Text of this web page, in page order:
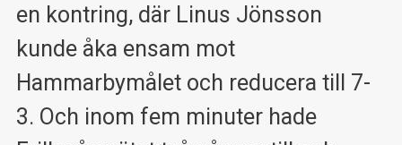
en kontring, där Linus Jönsson
kunde åka ensam mot
Hammarbymålet och reducera till 7-
3. Och inom fem minuter hade